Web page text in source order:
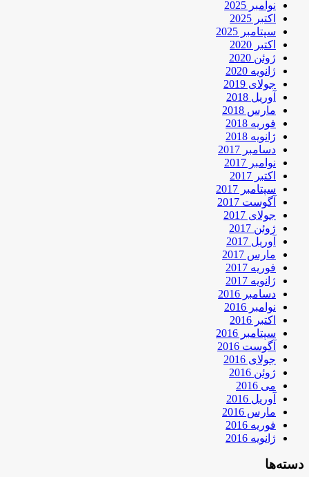
نوامبر 2025
اکتبر 2025
سپتامبر 2025
اکتبر 2020
ژوئن 2020
ژانویه 2020
جولای 2019
آوریل 2018
مارس 2018
فوریه 2018
ژانویه 2018
دسامبر 2017
نوامبر 2017
اکتبر 2017
سپتامبر 2017
آگوست 2017
جولای 2017
ژوئن 2017
آوریل 2017
مارس 2017
فوریه 2017
ژانویه 2017
دسامبر 2016
نوامبر 2016
اکتبر 2016
سپتامبر 2016
آگوست 2016
جولای 2016
ژوئن 2016
می 2016
آوریل 2016
مارس 2016
فوریه 2016
ژانویه 2016
دسته‌ها